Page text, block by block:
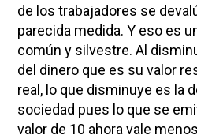
de los trabajadores se
parecida medida. Y eso es
común y silvestre. Al
del dinero que es su valor
real, lo que disminuye es la
sociedad pues lo que se
valor de 10 ahora vale